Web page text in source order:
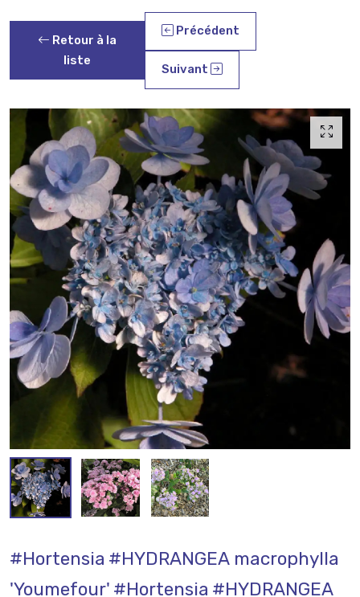
Retour à la
liste
Précédent
Suivant
#Hortensia #HYDRANGEA macrophylla
'Youmefour' #Hortensia #HYDRANGEA